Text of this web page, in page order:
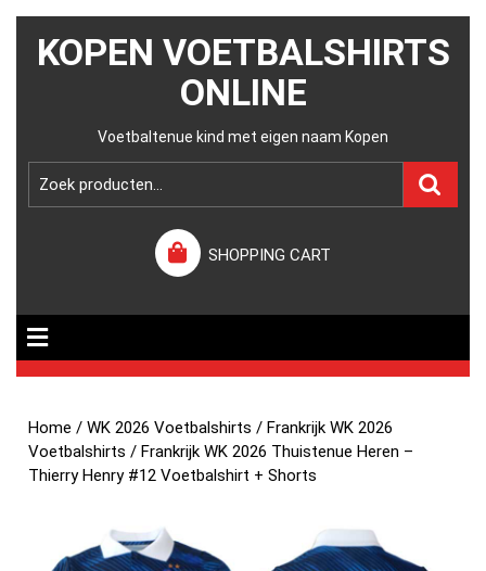
KOPEN VOETBALSHIRTS
ONLINE
Voetbaltenue kind met eigen naam Kopen
SHOPPING CART
Home /WK 2026 Voetbalshirts /Frankrijk WK 2026
Voetbalshirts / Frankrijk WK 2026 Thuistenue Heren –
Thierry Henry #12 Voetbalshirt + Shorts